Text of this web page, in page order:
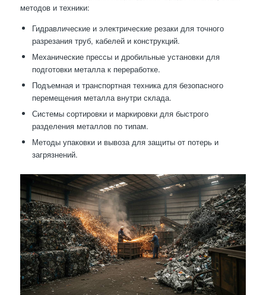
методов и техники:
Гидравлические и электрические резаки для точного
разрезания труб, кабелей и конструкций.
Механические прессы и дробильные установки для
подготовки металла к переработке.
Подъемная и транспортная техника для безопасного
перемещения металла внутри склада.
Системы сортировки и маркировки для быстрого
разделения металлов по типам.
Методы упаковки и вывоза для защиты от потерь и
загрязнений.